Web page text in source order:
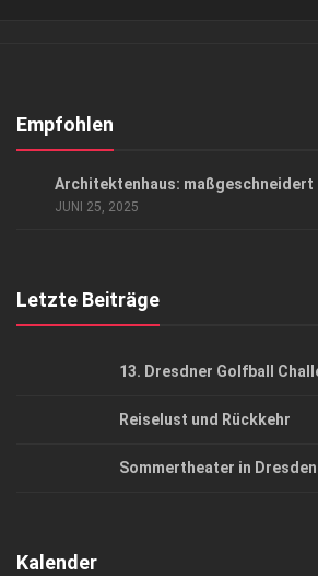
Kontakt, Impressum
Empfohlen
Architektenhaus: maßgeschneidert
JUNI 25, 2025
Letzte Beiträge
13. Dresdner Golfball
Reiselust und Rückkehr
Sommertheater in
Kalender